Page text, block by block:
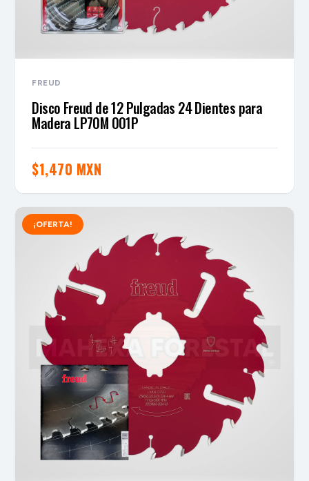
FREUD
Disco Freud de 12 Pulgadas 24 Dientes para
Madera LP70M 001P
$1,470 MXN
¡OFERTA!